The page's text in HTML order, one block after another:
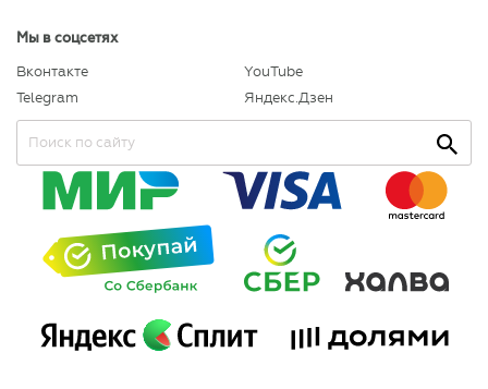
Мы в соцсетях
Вконтакте
Telegram
YouTube
Яндекс.Дзен